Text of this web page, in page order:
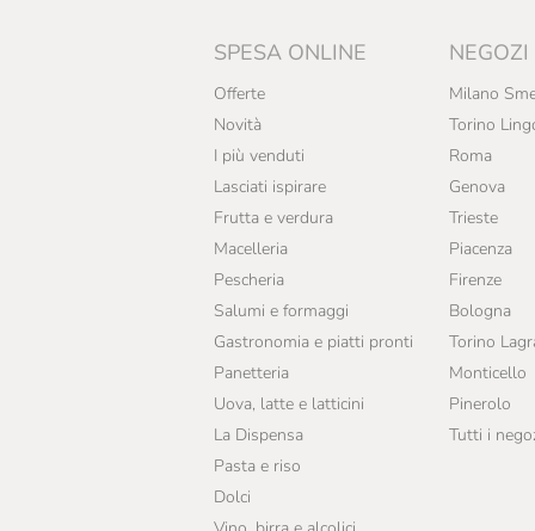
SPESA ONLINE
Offerte
Novità
I più venduti
Lasciati ispirare
Frutta e verdura
Macelleria
Pescheria
Salumi e formaggi
Gastronomia e piatti pronti
Panetteria
Uova, latte e latticini
La Dispensa
Pasta e riso
Dolci
NEGOZI
Milano
Torino
Roma
Genova
Trieste
Piacenza
Firenze
Bologna
Torino
Monticello
Pinerolo
Tutti i